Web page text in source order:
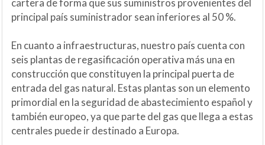
cartera de forma que sus suministros provenientes del
principal país suministrador sean inferiores al 50 %.
En cuanto a infraestructuras, nuestro país cuenta con
seis plantas de regasificación operativa más una en
construcción que constituyen la principal puerta de
entrada del gas natural. Estas plantas son un elemento
primordial en la seguridad de abastecimiento español y
también europeo, ya que parte del gas que llega a estas
centrales puede ir destinado a Europa.